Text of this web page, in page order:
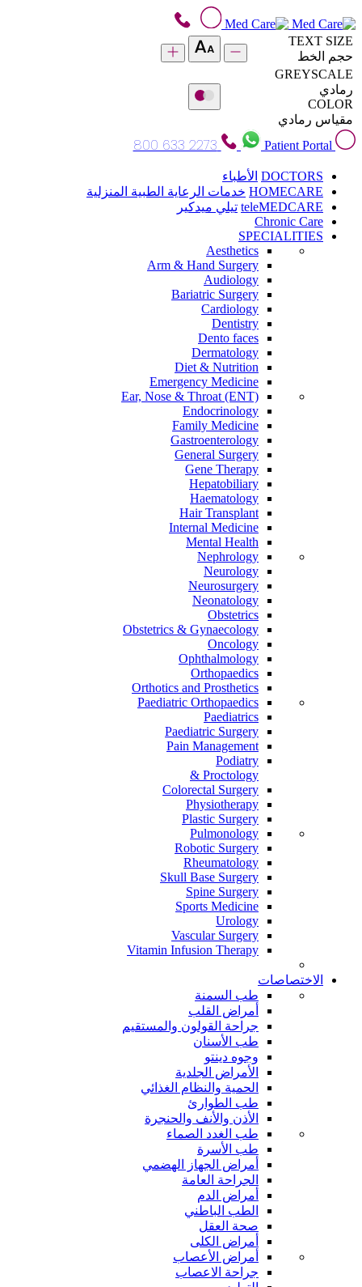
TEXT SIZE
حجم الخط
GREYSCALE
رمادي
COLOR
مقياس رمادي
Patient Portal
800 633 2273
DOCTORS الأطباء
HOMECARE خدمات الرعاية الطبية المنزلية
teleMEDCARE تيلي ميدكير
Chronic Care
SPECIALITIES
Aesthetics
Arm & Hand Surgery
Audiology
Bariatric Surgery
Cardiology
Dentistry
Dento faces
Dermatology
Diet & Nutrition
Emergency Medicine
Ear, Nose & Throat (ENT)
Endocrinology
Family Medicine
Gastroenterology
General Surgery
Gene Therapy
Hepatobiliary
Haematology
Hair Transplant
Internal Medicine
Mental Health
Nephrology
Neurology
Neurosurgery
Neonatology
Obstetrics
Obstetrics & Gynaecology
Oncology
Ophthalmology
Orthopaedics
Orthotics and Prosthetics
Paediatric Orthopaedics
Paediatrics
Paediatric Surgery
Pain Management
Podiatry
Proctology &
Colorectal Surgery
Physiotherapy
Plastic Surgery
Pulmonology
Robotic Surgery
Rheumatology
Skull Base Surgery
Spine Surgery
Sports Medicine
Urology
Vascular Surgery
Vitamin Infusion Therapy
الاختصاصات
طب السمنة
أمراض القلب
جراحة القولون والمستقيم
طب الأسنان
وجوه دينتو
الأمراض الجلدية
الحمية والنظام الغذائي
طب الطوارئ
الأذن والأنف والحنجرة
طب الغدد الصماء
طب الأسرة
أمراض الجهاز الهضمي
الجراحة العامة
أمراض الدم
الطب الباطني
صحة العقل
أمراض الكلى
أمراض الأعصاب
جراحة الاعصاب